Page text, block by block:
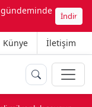
gündeminde
İndir
Künye İletişim